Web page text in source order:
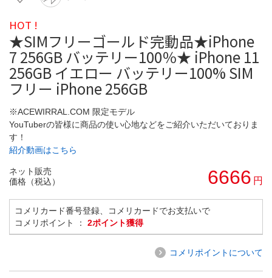
HOT !
★SIMフリーゴールド完動品★iPhone
7 256GB バッテリー100％★ iPhone 11
256GB イエロー バッテリー100% SIM
フリー iPhone 256GB
※ACEWIRRAL.COM 限定モデル
YouTuberの皆様に商品の使い心地などをご紹介いただいておりま
す！
紹介動画はこちら
ネット販売
価格（税込）
6666 円
コメリカード番号登録、コメリカードでお支払いで
コメリポイント ： 2ポイント獲得
コメリポイントについて